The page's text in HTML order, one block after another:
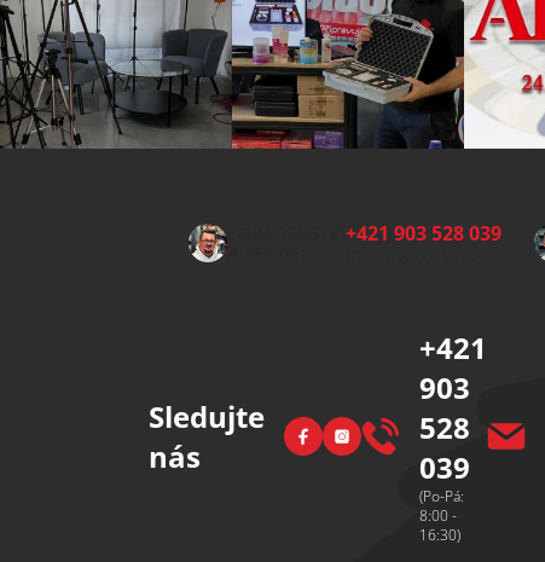
PORADENSTVÍ+421 903 528 039
Sledujte
nás
FacebookInstagram
+421
903
528
039
(Po-Pá:
8:00 -
16:30)